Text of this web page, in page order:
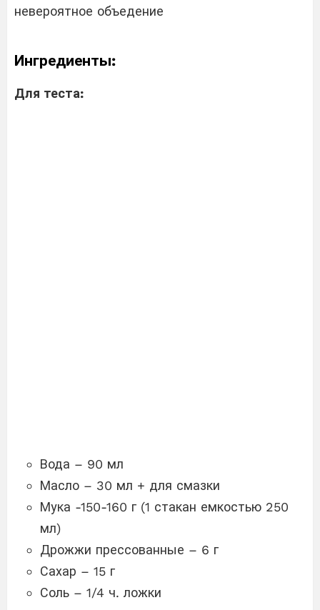
невероятное объедение
Ингредиенты:
Для теста:
Вода – 90 мл
Масло – 30 мл + для смазки
Мука -150-160 г (1 стакан емкостью 250
мл)
Дрожжи прессованные – 6 г
Сахар – 15 г
Соль – 1/4 ч. ложки